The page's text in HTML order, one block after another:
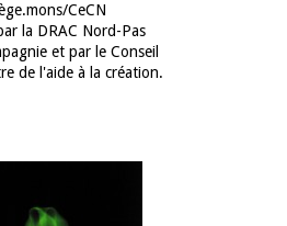
CeCN
la DRAC Nord-Pas
et par le Conseil
de l'aide à la création.